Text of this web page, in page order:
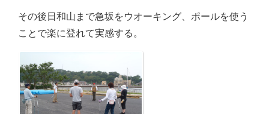
その後日和山まで急坂をウオーキング、ポールを使う
ことで楽に登れて実感する。